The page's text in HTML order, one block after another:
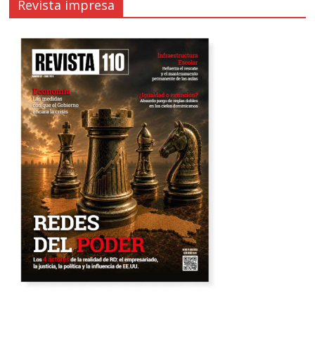
Revista impresa